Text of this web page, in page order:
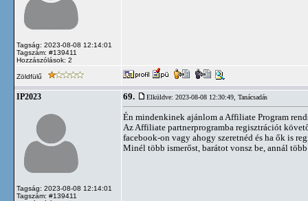
Tagság: 2023-08-08 12:14:01
Tagszám: #139411
Hozzászólások: 2
Zöldfülű
IP2023
Tagság: 2023-08-08 12:14:01
Tagszám: #139411
69. Elküldve: 2023-08-08 12:30:49, Tanácsadás
Én mindenkinek ajánlom a Affiliate Program
Az Affiliate partnerprogramba regisztrációt
facebook-on vagy ahogy szeretnéd és ha ők is
Minél több ismerőst, barátot vonsz be, annál